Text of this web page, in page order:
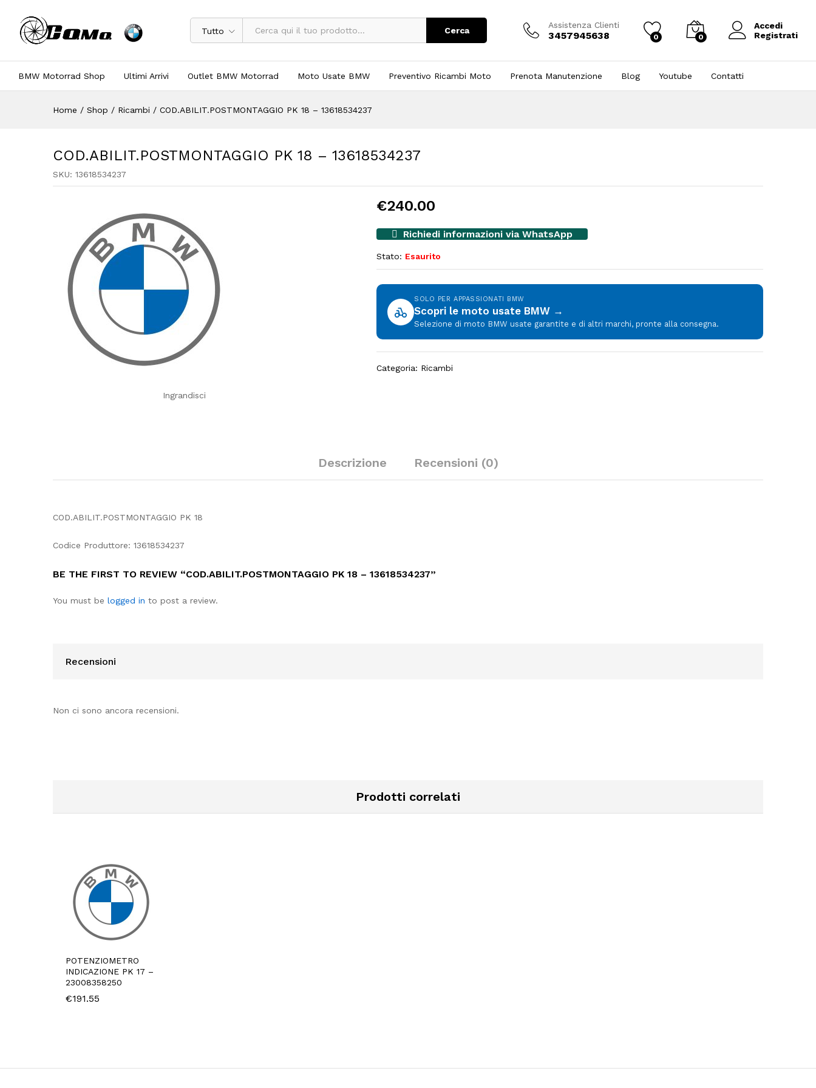
Tutto Cerca
Assistenza Clienti
3457945638 0 0
Accedi
Registrati
BMW Motorrad Shop Ultimi Arrivi Outlet BMW Motorrad Moto Usate BMW Preventivo Ricambi Moto Prenota Manutenzione Blog Youtube Contatti
Home / Shop / Ricambi / COD.ABILIT.POSTMONTAGGIO PK 18 – 13618534237
COD.ABILIT.POSTMONTAGGIO PK 18 – 13618534237
SKU: 13618534237
Ingrandisci
€240.00
Richiedi informazioni via WhatsApp
Stato: Esaurito
SOLO PER APPASSIONATI BMW
Scopri le moto usate BMW →
Selezione di moto BMW usate garantite e di altri marchi, pronte alla consegna.
Categoria: Ricambi
Descrizione Recensioni (0)
COD.ABILIT.POSTMONTAGGIO PK 18
Codice Produttore: 13618534237
BE THE FIRST TO REVIEW “COD.ABILIT.POSTMONTAGGIO PK 18 – 13618534237”
You must be logged in to post a review.
Recensioni
Non ci sono ancora recensioni.
Prodotti correlati
POTENZIOMETRO
INDICAZIONE PK 17 –
23008358250
€191.55